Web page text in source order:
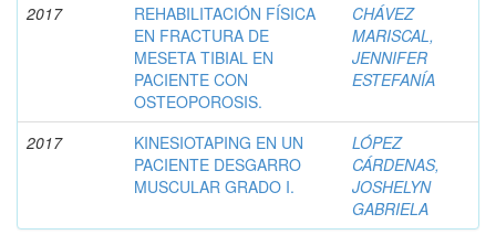
2017
REHABILITACIÓN FÍSICA
EN FRACTURA DE
MESETA TIBIAL EN
PACIENTE CON
OSTEOPOROSIS.
CHÁVEZ
MARISCAL,
JENNIFER
ESTEFANÍA
2017
KINESIOTAPING EN UN
PACIENTE DESGARRO
MUSCULAR GRADO I.
LÓPEZ
CÁRDENAS,
JOSHELYN
GABRIELA